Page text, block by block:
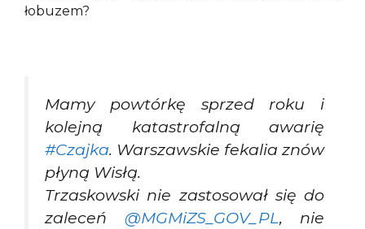
łobuzem?
Mamy powtórkę sprzed roku i
kolejną katastrofalną awarię
#Czajka. Warszawskie fekalia znów
płyną Wisłą.
Trzaskowski nie zastosował się do
zaleceń @MGMiZS_GOV_PL, nie